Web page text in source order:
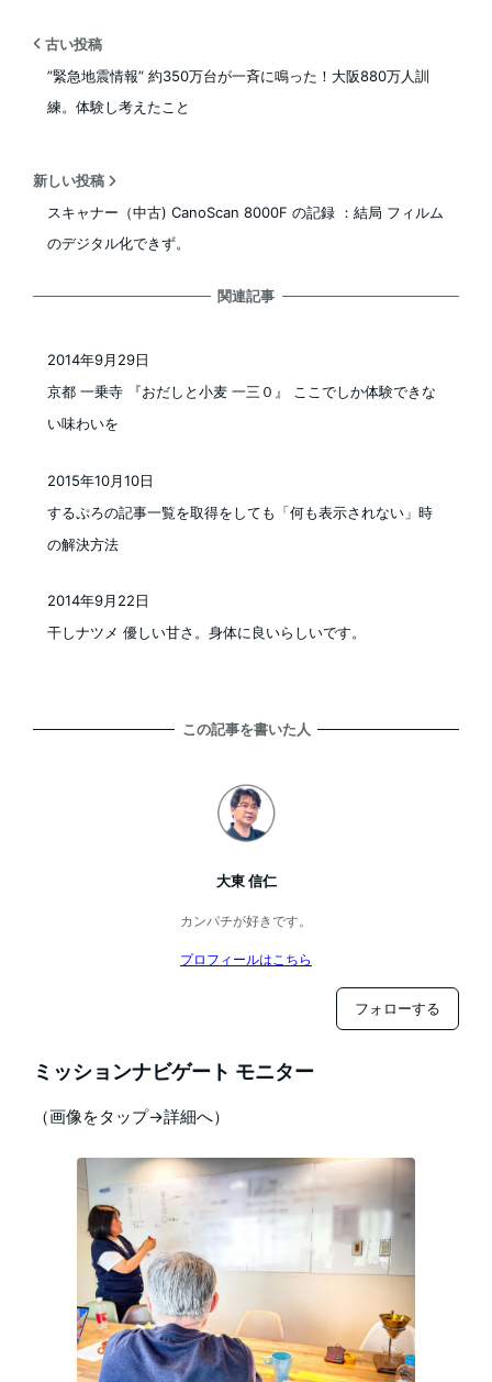
古い投稿
”緊急地震情報” 約350万台が一斉に鳴った！大阪880万人訓
練。体験し考えたこと
新しい投稿
スキャナー（中古) CanoScan 8000F の記録 ：結局 フィルム
のデジタル化できず。
関連記事
京都 一乗寺 『おだしと小麦 一三０』 ここでしか体験できな
い味わいを
2014年9月29日
するぷろの記事一覧を取得をしても「何も表示されない」時
の解決方法
投稿日
2015年10月10日
干しナツメ 優しい甘さ。身体に良いらしいです。
2014年9月22日
この記事を書いた人
大東 信仁
カンパチが好きです。
プロフィールはこちら
フォローする
ミッションナビゲート モニター
（画像をタップ→詳細へ）